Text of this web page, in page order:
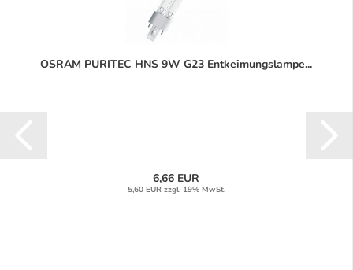
OSRAM PURITEC HNS 9W G23 Entkeimungslampe...
6,66 EUR
5,60 EUR zzgl. 19% MwSt.